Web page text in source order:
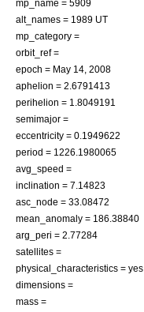
mp_name = 5909
alt_names = 1989 UT
mp_category =
orbit_ref =
epoch = May 14 2008
aphelion = 2.6791413
perihelion = 1.8049191
semimajor =
eccentricity = 0.1949622
period = 1226.1980065
avg_speed =
inclination = 7.14823
asc_node = 33.08472
mean_anomaly = 186.38840
arg_peri = 2.77284
satellites =
physical_characteristics = yes
dimensions =
mass =